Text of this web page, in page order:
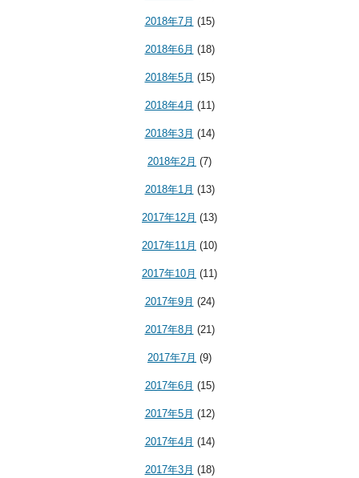
2018年7月 (15)
2018年6月 (18)
2018年5月 (15)
2018年4月 (11)
2018年3月 (14)
2018年2月 (7)
2018年1月 (13)
2017年12月 (13)
2017年11月 (10)
2017年10月 (11)
2017年9月 (24)
2017年8月 (21)
2017年7月 (9)
2017年6月 (15)
2017年5月 (12)
2017年4月 (14)
2017年3月 (18)